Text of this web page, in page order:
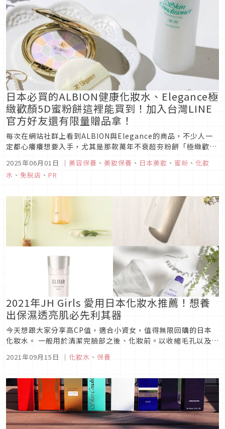
日本必買的ALBION健康化妝水、Elegance極
緻歡顏5D蜜粉餅這裡能買到！加入台灣LINE
官方好友還有限量贈品拿！
每次在網站社群上看到ALBION與Elegance的商品，不少人一
定都心癢癢想要入手，尤其是那款萬年不衰超夯粉餅「極緻歡顏
品。不過最近發現了一個超棒的秘密，不但能輕鬆買到ALBION
熱賣商品，還能拿到限量好禮，美妝迷們趕快筆記起來！
2025年06月01日 ｜ 美容保養 、 美妝保養 、 日本美妝 、 蜜粉 、 化妝
水 、 免稅店 、 PR
2021年JH Girls 愛用日本化妝水推薦！想養
出保濕透亮肌必先利其器
今天想跟大家分享高CP值，適合小資女，值得無限回購的日本
化妝水。 一般用於清潔完臉部之後、化妝前。以收縮毛孔以及達
程度更好。 以下真實分析我的混合肌使用心得、適合膚質及季
2021年09月15日 ｜ 化妝水 、 保養